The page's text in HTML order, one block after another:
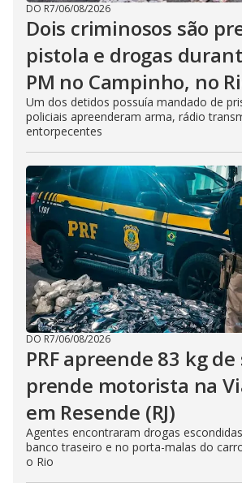
DO R7/06/08/2026
Dois criminosos são
pistola e drogas
PM no Campinho, no
Um dos detidos possuía mandado de
policiais apreenderam arma, rádio
entorpecentes
DO R7/06/08/2026
PRF apreende 83 kg
prende motorista na
em Resende (RJ)
Agentes encontraram drogas
banco traseiro e no porta-malas do
o Rio